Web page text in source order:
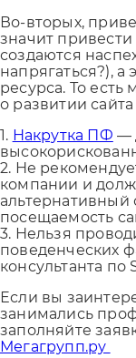
Во-вторых,
значит
создаются
напрягаться?),
ресурса. То
о развитии
1. Накрутка ПФ —
2. Не
компании и
альтернативный
посещаемость
3. Нельзя
поведенческих
консультанта по
Если вы
занимались
заполняйте
Мегагрупп.ру